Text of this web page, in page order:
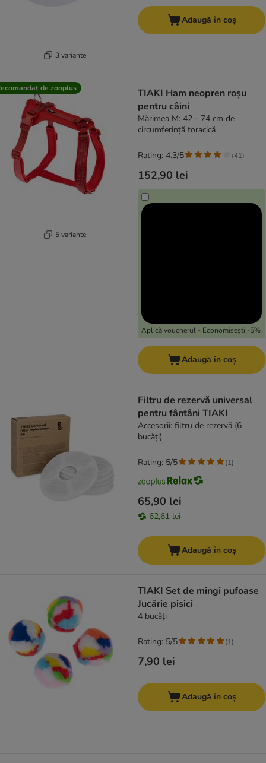
3 variante
Adaugă în coș
de zooplus
5 variante
TIAKI Ham neopren roșu
pentru câini
Mărimea M: 42 - 74 cm de
circumferință toracică
152,90 lei
Aplică voucherul - Economisești -5%
Rating: 4.3/5 (41)
Adaugă în coș
Filtru de rezervă universal
pentru fântâni TIAKI
Accesorii: filtru de rezervă (6
bucăți)
65,90 lei
62,61 lei
Rating: 5/5 (1)
Adaugă în coș
TIAKI Set de mingi pufoase
Jucărie pisici
4 bucăți
7,90 lei
Rating: 5/5 (1)
Adaugă în coș